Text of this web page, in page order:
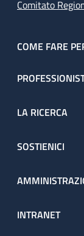
Comitato
COME FARE
LA RICERCA
SOSTIENICI
INTRANET